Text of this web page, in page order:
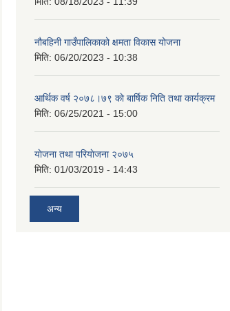
नौबहिनी गाउँपालिकाको क्षमता विकास योजना
मिति: 06/20/2023 - 10:38
आर्थिक वर्ष २०७८।७९ काे बार्षिक निति तथा कार्यक्रम
मिति: 06/25/2021 - 15:00
याेजना तथा परियाेजना २०७५
मिति: 01/03/2019 - 14:43
अन्य